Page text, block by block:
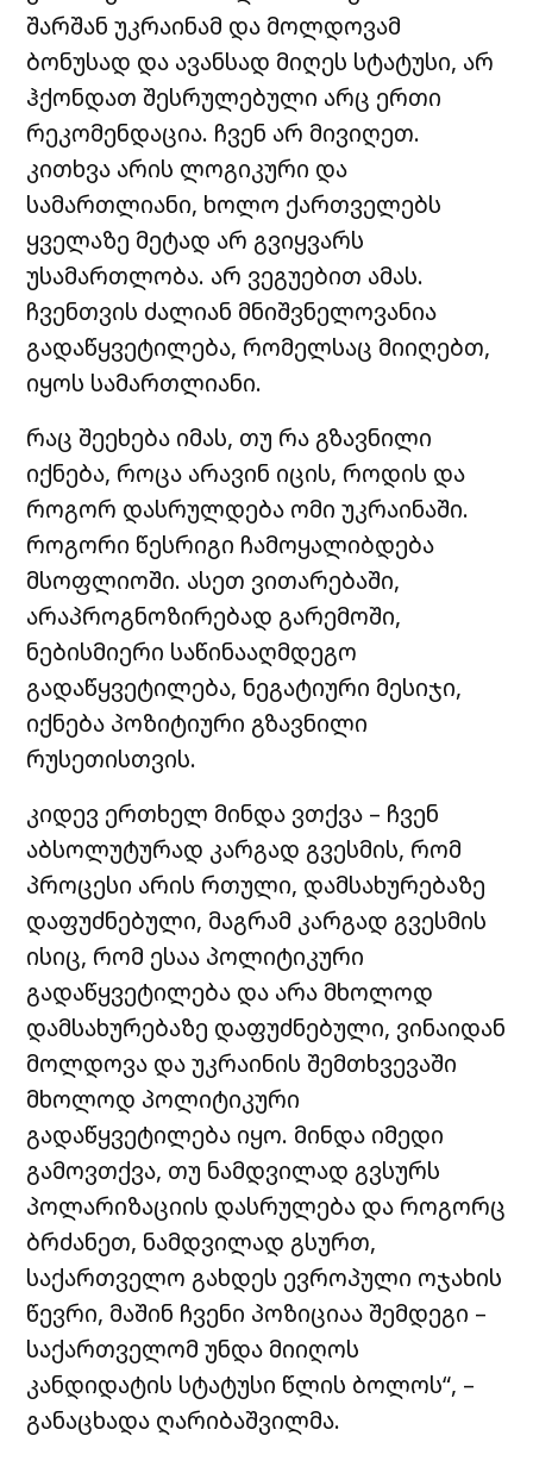
შარშან უკრაინამ და მოლდოვამ
ბონუსად და ავანსად მიღეს სტატუსი, არ
ჰქონდათ შესრულებული არც ერთი
რეკომენდაცია. ჩვენ არ მივიღეთ.
კითხვა არის ლოგიკური და
სამართლიანი, ხოლო ქართველებს
ყველაზე მეტად არ გვიყვარს
უსამართლობა. არ ვეგუებით ამას.
ჩვენთვის ძალიან მნიშვნელოვანია
გადაწყვეტილება, რომელსაც მიიღებთ,
იყოს სამართლიანი.
რაც შეეხება იმას, თუ რა გზავნილი
იქნება, როცა არავინ იცის, როდის და
როგორ დასრულდება ომი უკრაინაში.
როგორი წესრიგი ჩამოყალიბდება
მსოფლიოში. ასეთ ვითარებაში,
არაპროგნოზირებად გარემოში,
ნებისმიერი საწინააღმდეგო
გადაწყვეტილება, ნეგატიური მესიჯი,
იქნება პოზიტიური გზავნილი
რუსეთისთვის.
კიდევ ერთხელ მინდა ვთქვა – ჩვენ
აბსოლუტურად კარგად გვესმის, რომ
პროცესი არის რთული, დამსახურებაზე
დაფუძნებული, მაგრამ კარგად გვესმის
ისიც, რომ ესაა პოლიტიკური
გადაწყვეტილება და არა მხოლოდ
დამსახურებაზე დაფუძნებული, ვინაიდან
მოლდოვა და უკრაინის შემთხვევაში
მხოლოდ პოლიტიკური
გადაწყვეტილება იყო. მინდა იმედი
გამოვთქვა, თუ ნამდვილად გვსურს
პოლარიზაციის დასრულება და როგორც
ბრძანეთ, ნამდვილად გსურთ,
საქართველო გახდეს ევროპული ოჯახის
წევრი, მაშინ ჩვენი პოზიციაა შემდეგი –
საქართველომ უნდა მიიღოს
კანდიდატის სტატუსი წლის ბოლოს“, –
განაცხადა ღარიბაშვილმა.